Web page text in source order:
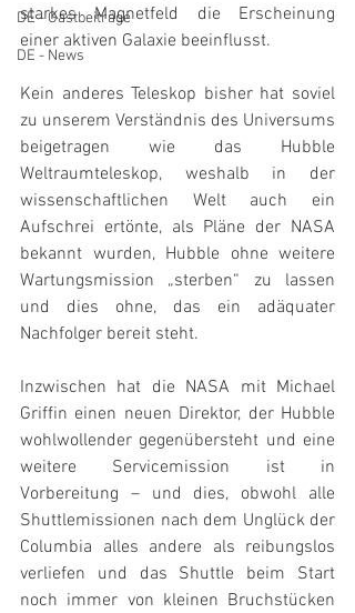
DE - Gastbeiträge
DE - News
starkes Magnetfeld die Erscheinung
einer aktiven Galaxie beeinflusst.
Kein anderes Teleskop bisher hat soviel
zu unserem Verständnis des Universums
beigetragen wie das Hubble
Weltraumteleskop, weshalb in der
wissenschaftlichen Welt auch ein
Aufschrei ertönte, als Pläne der NASA
bekannt wurden, Hubble ohne weitere
Wartungsmission „sterben“ zu lassen
und dies ohne, das ein adäquater
Nachfolger bereit steht.
Inzwischen hat die NASA mit Michael
Griffin einen neuen Direktor, der Hubble
wohlwollender gegenübersteht und eine
weitere Servicemission ist in
Vorbereitung – und dies, obwohl alle
Shuttlemissionen nach dem Unglück der
Columbia alles andere als reibungslos
verliefen und das Shuttle beim Start
noch immer von kleinen Bruchstücken